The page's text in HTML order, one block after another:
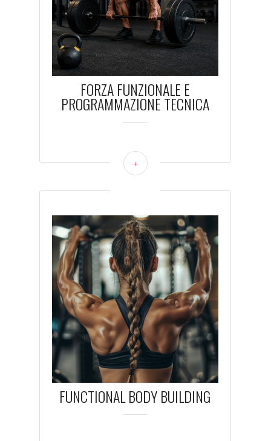
FORZA FUNZIONALE E
PROGRAMMAZIONE TECNICA
+
FUNCTIONAL BODY BUILDING